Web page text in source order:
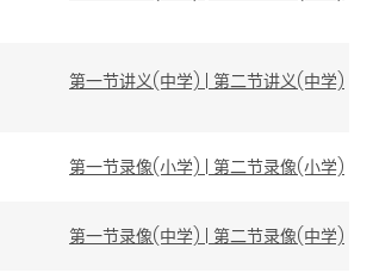
第一节讲义(中学) | 第二节讲义(中学)
第一节录像(小学) | 第二节录像(小学)
第一节录像(中学) | 第二节录像(中学)